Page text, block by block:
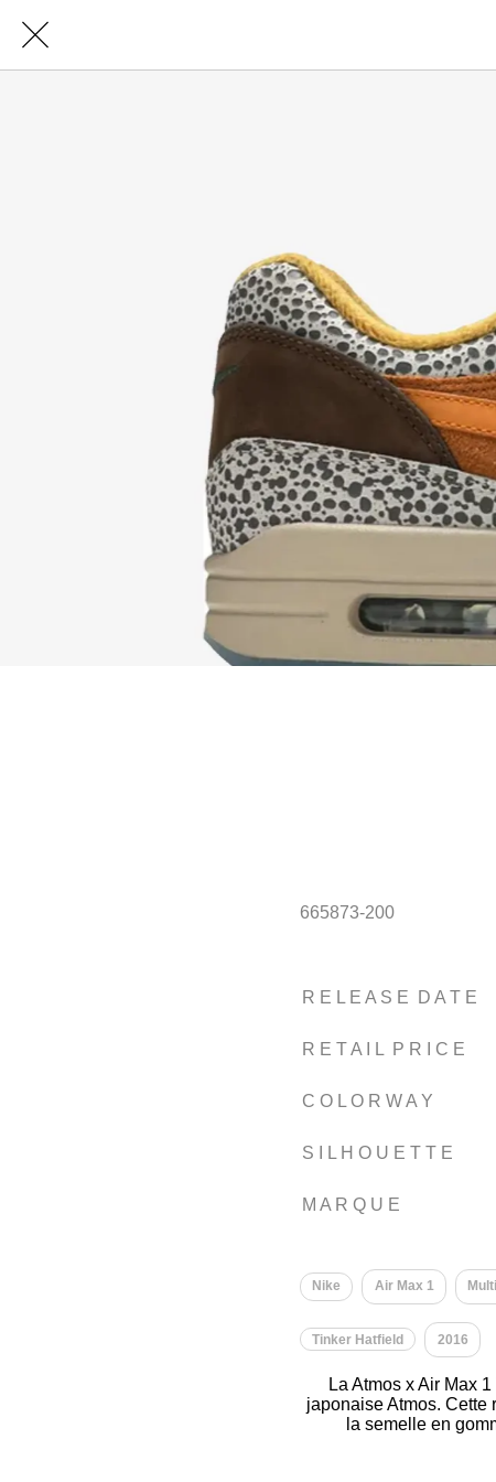
665873-200
R E L E A S E D A T E
R E T A I L P R I C E
C O L O R W A Y
S I L H O U E T T E
M A R Q U E
Nike Air Max 1 Multi
Tinker Hatfield 2016
La Atmos x Air Max
japonaise Atmos. Cette
la semelle en